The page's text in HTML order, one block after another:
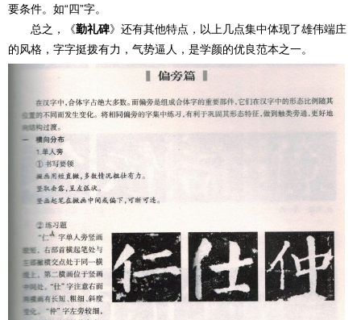
要条件。如“四”字。
总之，《勤礼碑》还有其他特点，以上几点集中体现了雄伟端庄
的风格，字字挺拨有力，气势逼人，是学颜的优良范本之一。